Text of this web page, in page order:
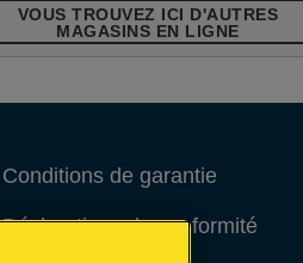
VOUS TROUVEZ ICI D'AUTRES
MAGASINS EN LIGNE
Conditions de garantie
Déclarations de conformité